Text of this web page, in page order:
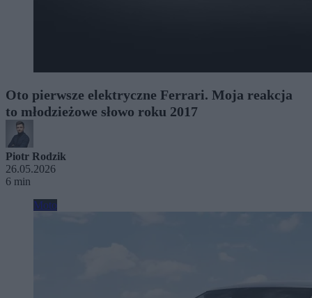
Oto pierwsze elektryczne Ferrari. Moja reakcja
to młodzieżowe słowo roku 2017
Piotr Rodzik
26.05.2026
6 min
Moto